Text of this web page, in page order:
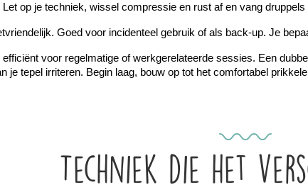
op je techniek, wissel compressie en rust af en vang
Goed voor incidenteel gebruik of als back-up. Je
voor regelmatige of werkgerelateerde sessies. Een
je tepel irriteren. Begin laag, bouw op tot het comfortabel
Techniek die het